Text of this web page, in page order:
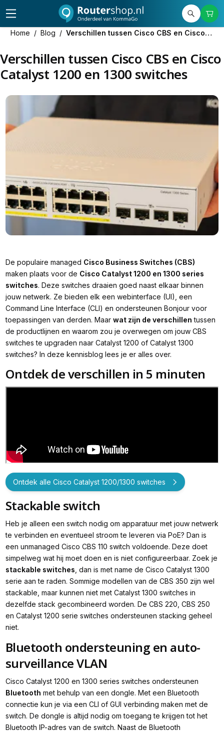
Home / Blog / Verschillen tussen Cisco CBS en Cisco Catalyst 1200 en 1300 switches
Verschillen tussen Cisco CBS en Cisco
Catalyst 1200 en 1300 switches
De populaire managed Cisco Business Switches (CBS)
maken plaats voor de Cisco Catalyst 1200 en 1300 series
switches. Deze switches draaien goed naast elkaar binnen
jouw netwerk. Ze bieden elk een webinterface (UI), een
Command Line Interface (CLI) en ondersteunen Bonjour voor
toepassingen van derden. Maar wat zijn de verschillen tussen
de productlijnen en waarom zou je overwegen om jouw CBS
switches te upgraden naar Catalyst 1200 of Catalyst 1300
switches? In deze kennisblog lees je er alles over.
Ontdek de verschillen in 5 minuten
Ontdek alle Cisco Catalyst 1200/1300 switches
Stackable switch
Heb je alleen een switch nodig om apparatuur met jouw netwerk
te verbinden en eventueel stroom te leveren via PoE? Dan is
een unmanaged Cisco CBS 110 switch voldoende. Deze doet
simpelweg wat hij moet doen en is niet configureerbaar. Zoek je
stackable switches , dan is met name de Cisco Catalyst 1300
serie aan te raden. Sommige modellen van de CBS 350 zijn wel
stackable, maar kunnen niet met Catalyst 1300 switches in
dezelfde stack gecombineerd worden. De CBS 220, CBS 250
en Catalyst 1200 serie switches ondersteunen stacking geheel
niet.
Bluetooth ondersteuning en auto-
surveillance VLAN
Cisco Catalyst 1200 en 1300 series switches ondersteunen
Bluetooth met behulp van een dongle. Met een Bluetooth
connectie kun je via een CLI of GUI verbinding maken met de
switch. De dongle is altijd nodig om toegang te krijgen tot het
Bluetooth IP-adres van de switch. Naast de Bluetooth